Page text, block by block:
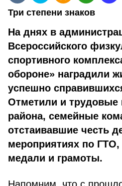
Три степени знаков
На днях в
Всероссийского
спортивного
обороне» наградили
успешно
Отметили и трудовые
района, семей­ные
отстаивавшие честь
мероприятиях по ГТО,
медали и грамоты.